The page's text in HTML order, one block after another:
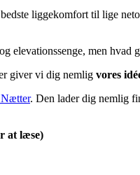
liggekomfort til lige
elevationssenge, men
giver vi dig nemlig vores
Nætter. Den lader dig nemlig
at læse)